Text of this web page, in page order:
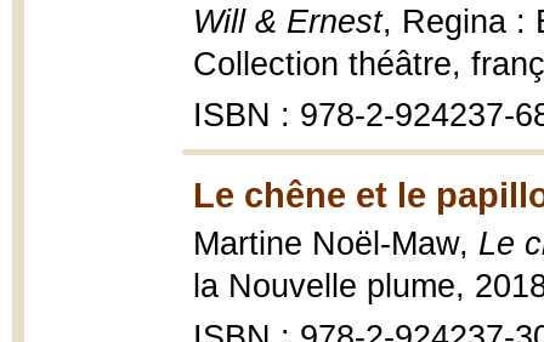
Will & Ernest, Regina :
Collection théâtre,
ISBN : 978-2-924237-
Le chêne et le
Martine Noël-Maw, Le
la Nouvelle plume,